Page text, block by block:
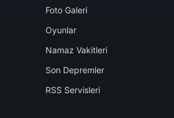
Foto Galeri
Oyunlar
Namaz Vakitleri
Son Depremler
RSS Servisleri